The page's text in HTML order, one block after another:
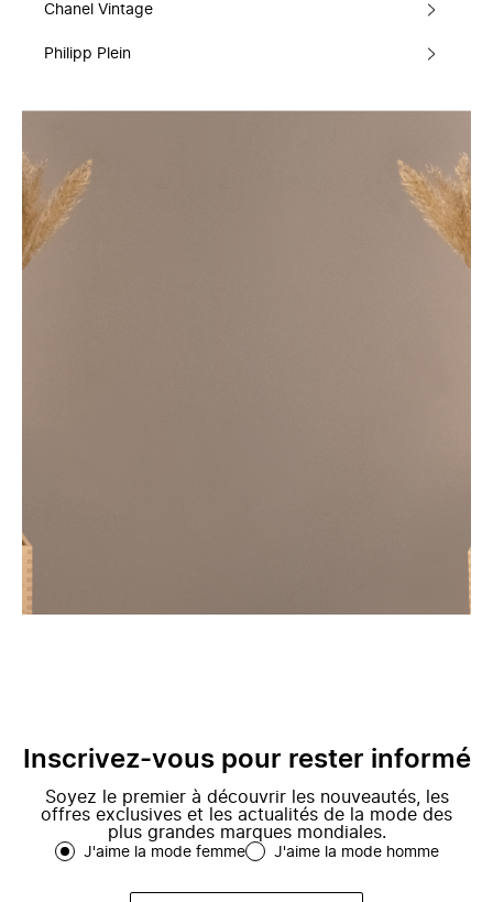
Chanel Vintage
Philipp Plein
Inscrivez-vous pour rester informé
Soyez le premier à découvrir les nouveautés, les
offres exclusives et les actualités de la mode des
plus grandes marques mondiales.
J'aime la mode femme J'aime la mode homme